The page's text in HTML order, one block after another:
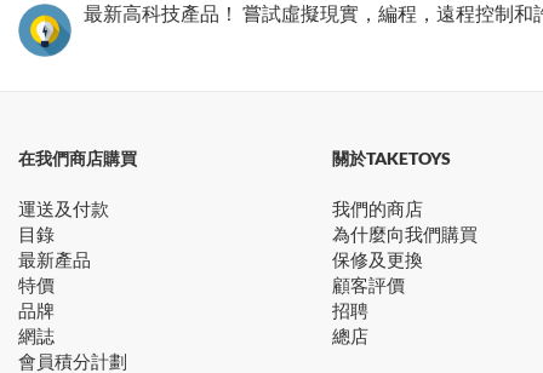
最新高科技產品！ 嘗試虛擬現實，編程，遠程控制
在我們商店購買
運送及付款
目錄
最新產品
特價
品牌
網誌
會員積分計劃
關於TAKETOYS
我們的商店
為什麼向我們購買
保修及更換
顧客評價
招聘
總店